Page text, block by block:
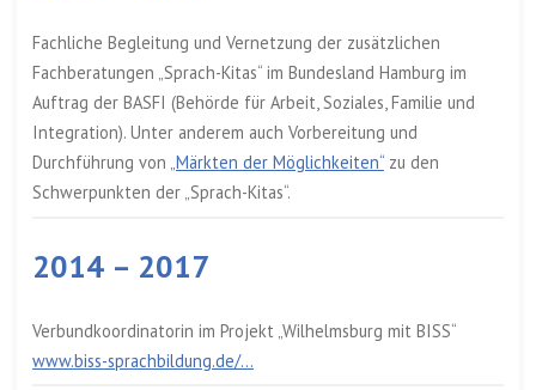
Fachliche Begleitung und Vernetzung der zusätzlichen
Fachberatungen „Sprach-Kitas“ im Bundesland Hamburg im
Auftrag der BASFI (Behörde für Arbeit, Soziales, Familie und
Integration). Unter anderem auch Vorbereitung und
Durchführung von „Märkten der Möglichkeiten“zu den
Schwerpunkten der „Sprach-Kitas“.
2014 – 2017
Verbundkoordinatorin im Projekt „Wilhelmsburg mit BISS“
www.biss-sprachbildung.de/…